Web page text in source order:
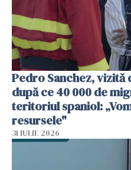
Pedro Sanchez, vizită
după ce 40 000 de
teritoriul spaniol:
resursele"
31 IULIE 2026